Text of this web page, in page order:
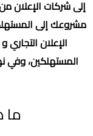
إلى شركات الإعلان
مشروعك إلى
الإعلان التجاري
المستهلكين، وفي
ما